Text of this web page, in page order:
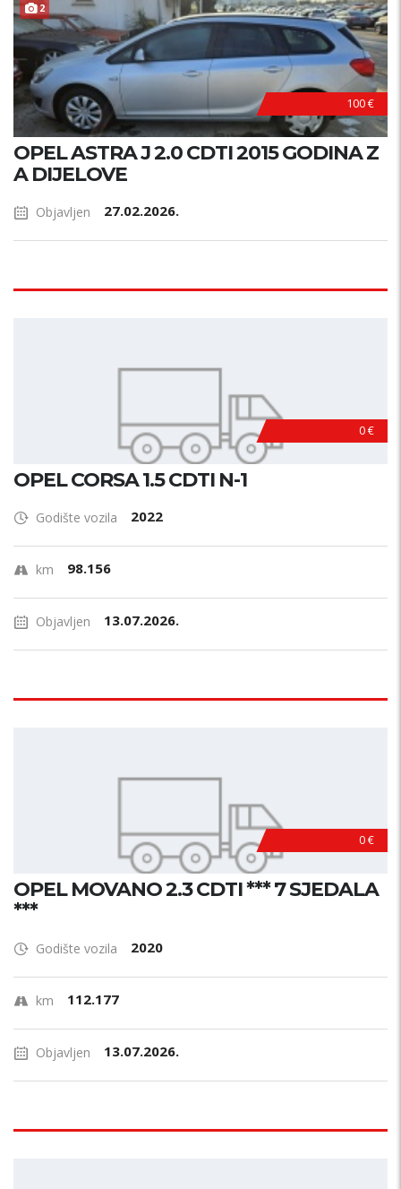
2
100 €
OPEL ASTRA J 2.0 CDTI 2015 GODINA Z
A DIJELOVE
Objavljen 27.02.2026.
0 €
OPEL CORSA 1.5 CDTI N-1
Godište vozila 2022
km 98.156
Objavljen 13.07.2026.
0 €
OPEL MOVANO 2.3 CDTI *** 7 SJEDALA
***
Godište vozila 2020
km 112.177
Objavljen 13.07.2026.